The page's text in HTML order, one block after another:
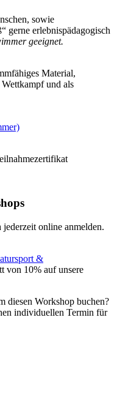
sowie
gerne erlebnispädagogisch
geeignet.
Material,
und als
online anmelden.
&
von 10% auf unsere
diesen Workshop buchen?
individuellen Termin für